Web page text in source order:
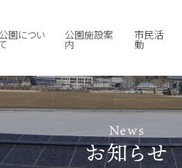
公園につい 公園施設案
内
市民活
動
News
お知らせ